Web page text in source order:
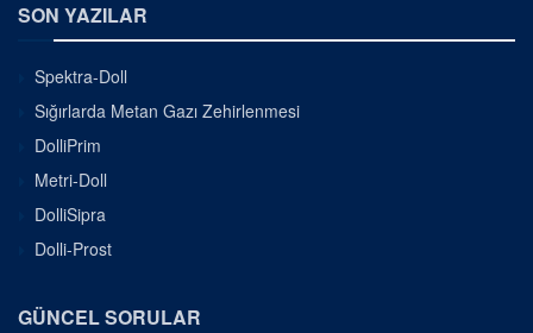
SON YAZILAR
Spektra-Doll
Sığırlarda Metan Gazı Zehirlenmesi
DolliPrim
Metri-Doll
DolliSipra
Dolli-Prost
GÜNCEL SORULAR